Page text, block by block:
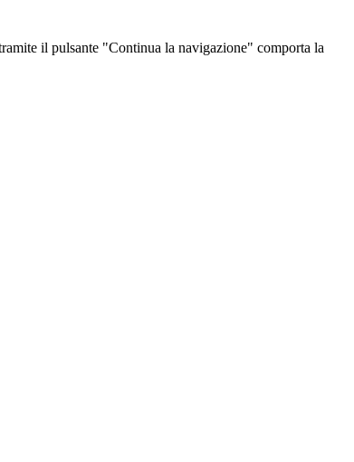
il pulsante "Continua la navigazione" comporta la